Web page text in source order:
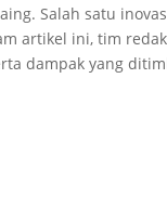
Salah satu
artikel ini, tim
dampak yang